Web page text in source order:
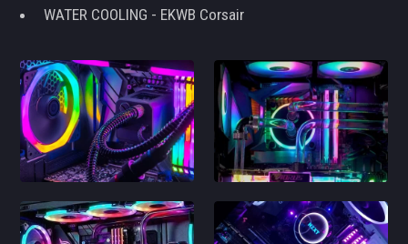
WATER COOLING - EKWB Corsair